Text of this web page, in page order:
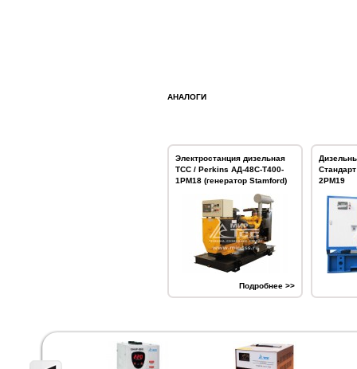
АНАЛОГИ
Электростанция дизельная
ТСС / Perkins АД-48С-Т400-
1РМ18 (генератор Stamford)
Подробнее >>
2РМ19